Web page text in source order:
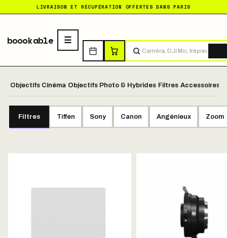
LIVRAISON ET RÉCUPÉRATION OFFERTES DANS PARIS
boookable
Objectifs Cinéma Objectifs Photo & Hybrides Filtres Accessoires
Filtres Tiffen Sony Canon Angénieux Zoom